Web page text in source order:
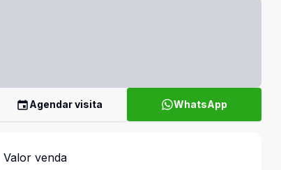
Agendar visita WhatsApp
Valor venda